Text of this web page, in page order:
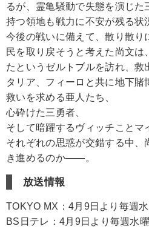
るが、霊亀騒動で失態を演じ
持つ領地も戦力に不安が残る状
今後の戦いに備えて、散り散り
民を取り戻そうと考えた尚文
たというゼルトブルを訪れ、救
タリア、フィーロと共に地下賭
救いを求める亜人たち、
心砕けた三勇者、
そして暗躍するヴィッチことマ
それぞれの思惑が交錯する中、
き進めるのか――。
放送情報
TOKYO MX：4月9日より毎週
BS日テレ：4月9日より毎週水